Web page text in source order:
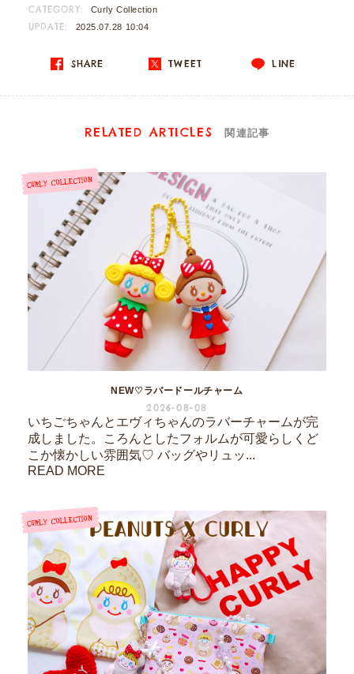
CATEGORY: Curly Collection
UPDATE: 2025.07.28 10:04
SHARE TWEET LINE
RELATED ARTICLES 関連記事
NEW♡ラバードールチャーム
2026-08-08
いちごちゃんとエヴィちゃんのラバーチャームが完
成しました。ころんとしたフォルムが可愛らしくど
こか懐かしい雰囲気♡ バッグやリュッ...
READ MORE